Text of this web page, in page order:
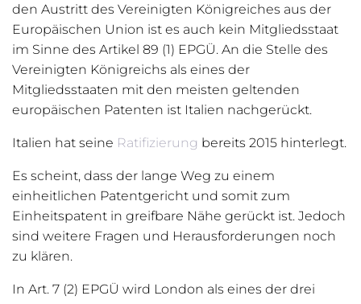
den Austritt des Vereinigten Königreiches aus der
Europäischen Union ist es auch kein Mitgliedsstaat
im Sinne des Artikel 89 (1) EPGÜ. An die Stelle des
Vereinigten Königreichs als eines der
Mitgliedsstaaten mit den meisten geltenden
europäischen Patenten ist Italien nachgerückt.
Italien hat seine Ratifizierung bereits 2015 hinterlegt.
Es scheint, dass der lange Weg zu einem
einheitlichen Patentgericht und somit zum
Einheitspatent in greifbare Nähe gerückt ist. Jedoch
sind weitere Fragen und Herausforderungen noch
zu klären.
In Art. 7 (2) EPGÜ wird London als eines der drei